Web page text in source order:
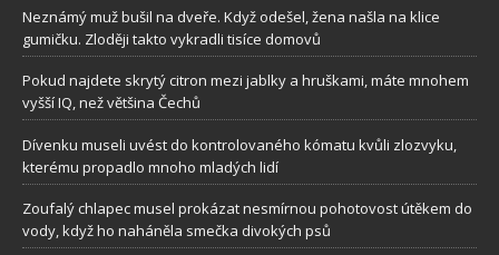
Neznámý muž bušil na dveře. Když odešel, žena našla na klice
gumičku. Zloději takto vykradli tisíce domovů
Pokud najdete skrytý citron mezi jablky a hruškami, máte mnohem
vyšší IQ, než většina Čechů
Dívenku museli uvést do kontrolovaného kómatu kvůli zlozvyku,
kterému propadlo mnoho mladých lidí
Zoufalý chlapec musel prokázat nesmírnou pohotovost útěkem do
vody, když ho naháněla smečka divokých psů